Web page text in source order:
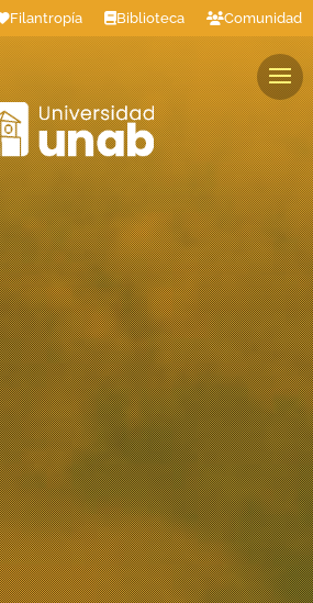
Filantropía Biblioteca Comunidad
Colaboradores Graduados